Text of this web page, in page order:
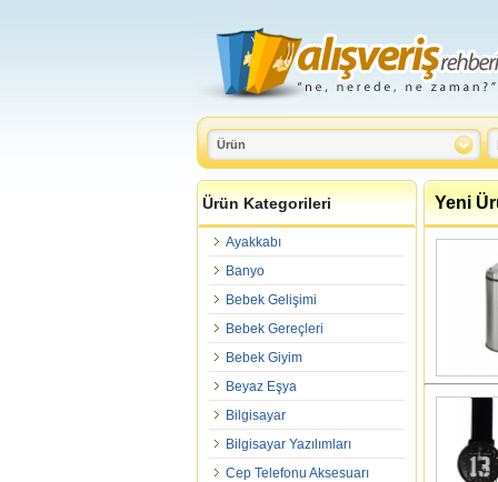
Ürün Kategorileri
Ayakkabı
Banyo
Bebek Gelişimi
Bebek Gereçleri
Bebek Giyim
Beyaz Eşya
Bilgisayar
Bilgisayar Yazılımları
Cep Telefonu Aksesuarı
Yeni